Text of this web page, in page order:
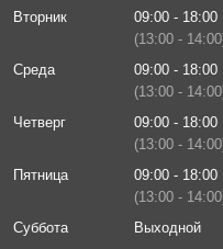
Вторник
09:00
18:00
13:00
14:00
Среда
09:00
18:00
13:00
14:00
Четверг
09:00
18:00
13:00
14:00
Пятница
09:00
18:00
13:00
14:00
Суббота
Выходной